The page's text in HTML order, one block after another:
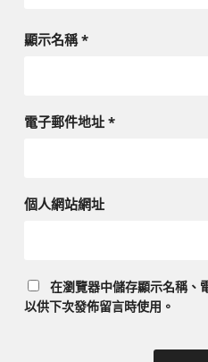
顯示名稱*
電子郵件地址 *
個人網站網址
在瀏覽器中儲存顯示名稱、
以供下次發佈留言時使用。